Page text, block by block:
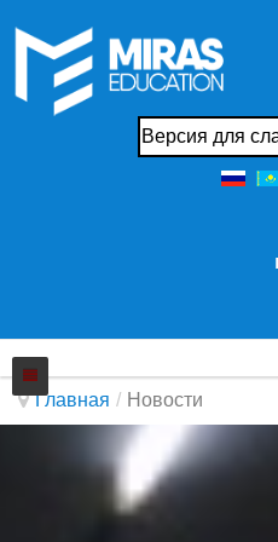
Версия для
Главная / Новости